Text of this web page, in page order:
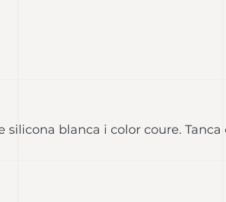
silicona blanca i color coure. Tanca